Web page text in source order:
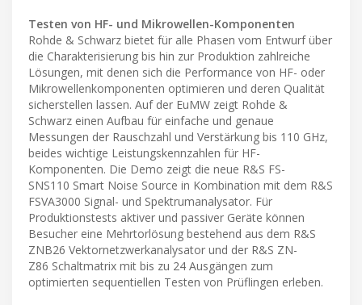
Testen von HF- und Mikrowellen-Komponenten
Rohde & Schwarz bietet für alle Phasen vom Entwurf über
die Charakterisierung bis hin zur Produktion zahlreiche
Lösungen, mit denen sich die Performance von HF- oder
Mikrowellenkomponenten optimieren und deren Qualität
sicherstellen lassen. Auf der EuMW zeigt Rohde &
Schwarz einen Aufbau für einfache und genaue
Messungen der Rauschzahl und Verstärkung bis 110 GHz,
beides wichtige Leistungskennzahlen für HF-
Komponenten. Die Demo zeigt die neue R&S FS-
SNS110 Smart Noise Source in Kombination mit dem R&S
FSVA3000 Signal- und Spektrumanalysator. Für
Produktionstests aktiver und passiver Geräte können
Besucher eine Mehrtorlösung bestehend aus dem R&S
ZNB26 Vektornetzwerkanalysator und der R&S ZN-
Z86 Schaltmatrix mit bis zu 24 Ausgängen zum
optimierten sequentiellen Testen von Prüflingen erleben.